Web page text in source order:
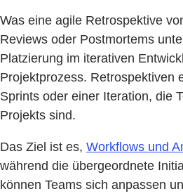
Was eine agile Retrospektive
Reviews oder Postmortems
Platzierung im iterativen
Projektprozess. Retrospektiven
Sprints oder einer Iteration, die
Projekts sind.
Das Ziel ist es, Workflows und
während die übergeordnete
können Teams sich anpassen